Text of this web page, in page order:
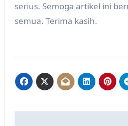
serius. Semoga artikel ini
semua. Terima kasih.